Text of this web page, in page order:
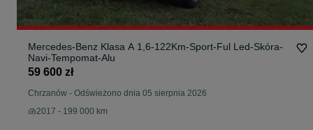
Mercedes-Benz Klasa A 1,6-122Km-Sport-Ful Led-Skóra-
Navi-Tempomat-Alu
59 600 zł
Chrzanów - Odświeżono dnia 05 sierpnia 2026
2017 - 199 000 km